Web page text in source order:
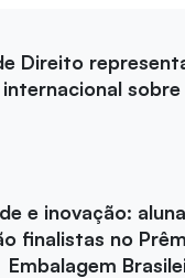
Direito
e inovação:
finalistas no
Embalagem